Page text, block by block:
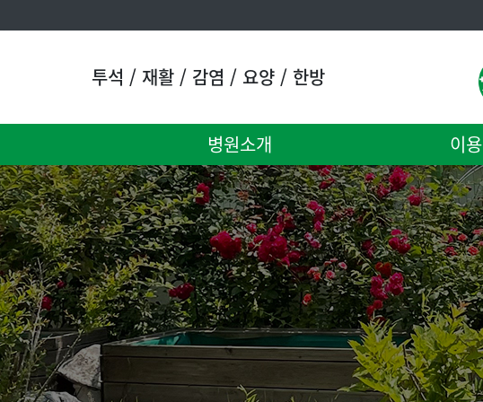
투석 / 재활 / 감염 / 요양 / 한방
병원소개 이